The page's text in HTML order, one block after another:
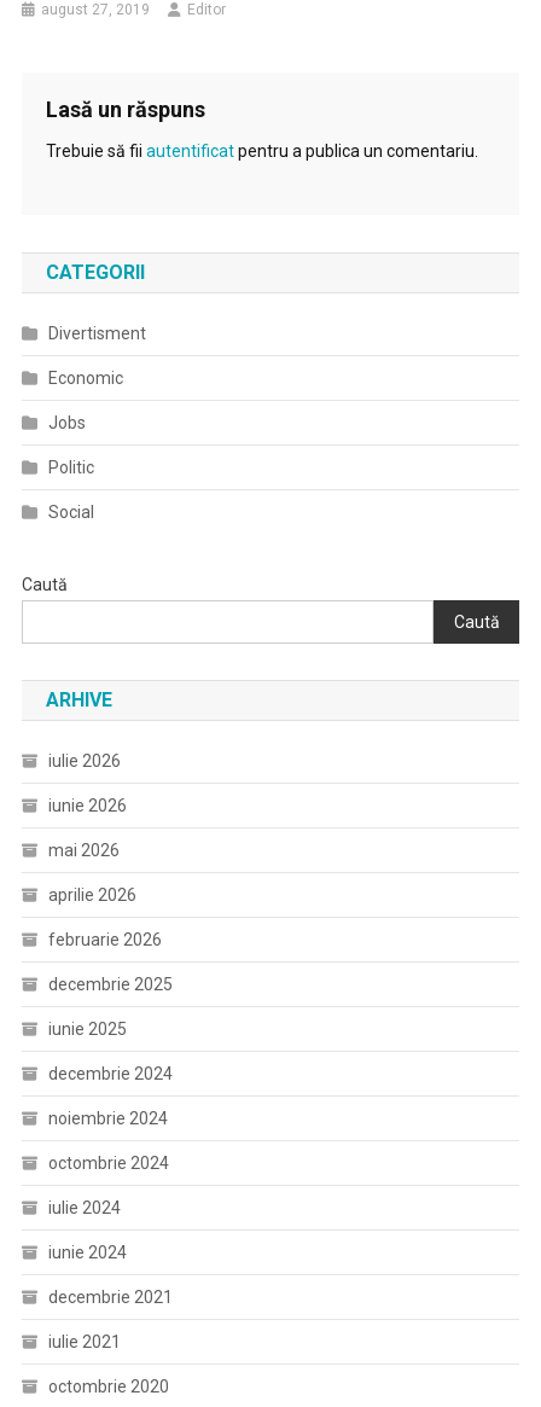
august 27, 2019 Editor
Lasă un răspuns
Trebuie să fii autentificatpentru a publica un comentariu.
CATEGORII
Divertisment
Economic
Jobs
Politic
Social
Caută
Caută
ARHIVE
iulie 2026
iunie 2026
mai 2026
aprilie 2026
februarie 2026
decembrie 2025
iunie 2025
decembrie 2024
noiembrie 2024
octombrie 2024
iulie 2024
iunie 2024
decembrie 2021
iulie 2021
octombrie 2020